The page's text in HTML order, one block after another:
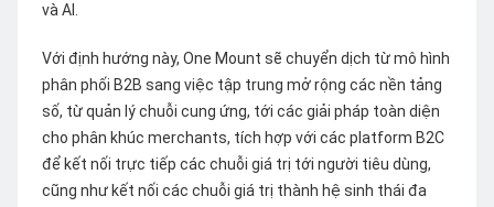
và AI.
Với định hướng này, One Mount sẽ chuyển dịch từ mô hình
phân phối B2B sang việc tập trung mở rộng các nền tảng
số, từ quản lý chuỗi cung ứng, tới các giải pháp toàn diện
cho phân khúc merchants, tích hợp với các platform B2C
để kết nối trực tiếp các chuỗi giá trị tới người tiêu dùng,
cũng như kết nối các chuỗi giá trị thành hệ sinh thái đa